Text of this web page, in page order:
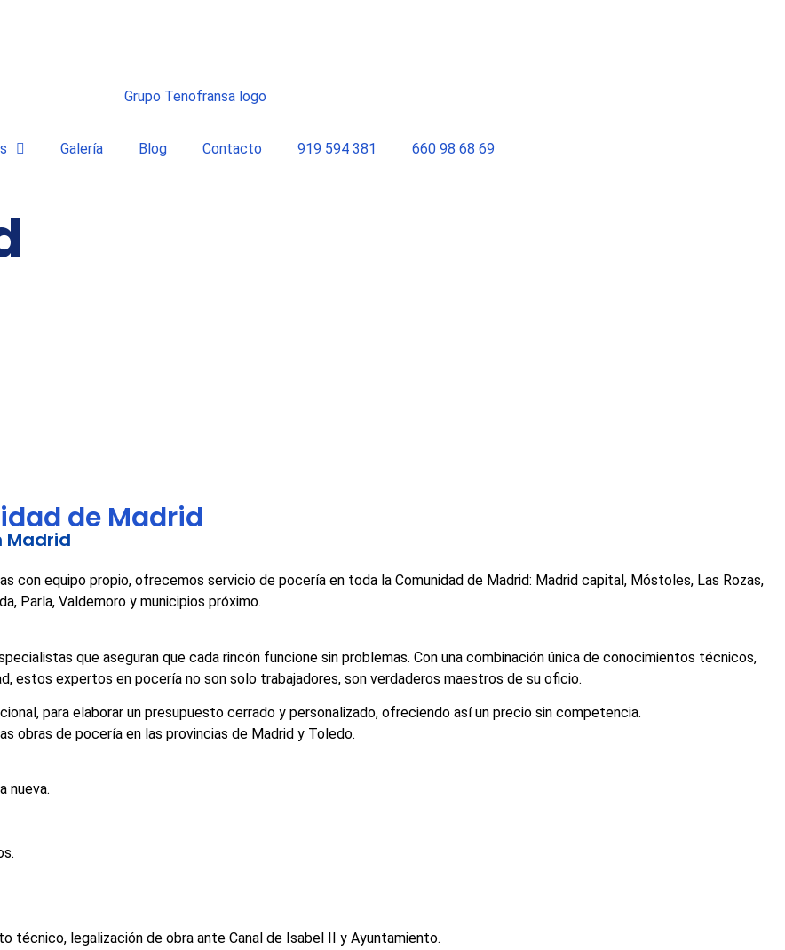
Galería Blog Contacto 919 594 381 660 98 68 69
de Madrid
Madrid
con equipo propio, ofrecemos servicio de pocería en toda la Comunidad de Madrid: Madrid capital, Móstoles, Las Rozas,
Parla, Valdemoro y municipios próximo.
que aseguran que cada rincón funcione sin problemas. Con una combinación única de conocimientos técnicos,
estos expertos en pocería no son solo trabajadores, son verdaderos maestros de su oficio.
para elaborar un presupuesto cerrado y personalizado, ofreciendo así un precio sin competencia.
obras de pocería en las provincias de Madrid y Toledo.
nueva.
técnico, legalización de obra ante Canal de Isabel II y Ayuntamiento.